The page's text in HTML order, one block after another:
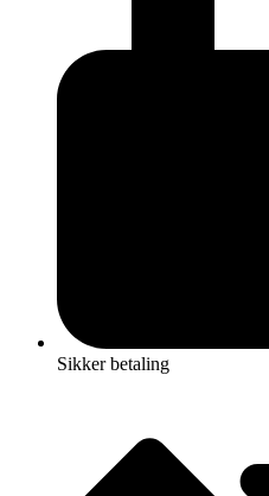
Sikker betaling